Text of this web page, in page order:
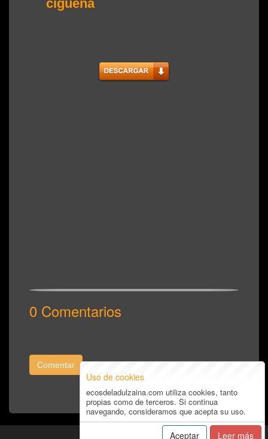
cigüeña
0 Comentarios
Comentar
Uso de cookies
ecosdeladulzaina.com utiliza cookies, tanto
propias como de terceros. Si continua
navegando, consideramos que acepta su uso.
Aceptar Leer más